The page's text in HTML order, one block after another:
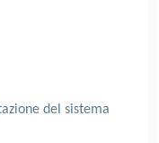
del sistema